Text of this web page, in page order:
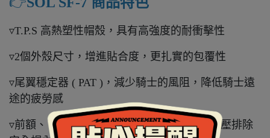
▿T.P.S 高熱塑性帽殼，具有高強度的耐衝擊性
▿2個外殼尺寸，增進貼合度，更扎實的包覆性
▿尾翼穩定器 ( PAT )，減少騎士的風阻，降低騎士遠
途的疲勞感
▿前額、下巴進風口有效吸入空氣，再由後負壓排除